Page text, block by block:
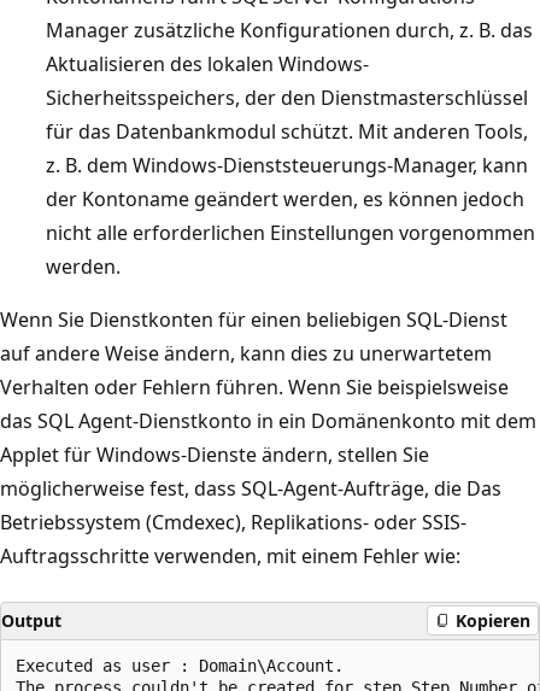
Manager zusätzliche Konfigurationen durch, z. B. das
Aktualisieren des lokalen Windows-
Sicherheitsspeichers, der den Dienstmasterschlüssel
für das Datenbankmodul schützt. Mit anderen Tools,
z. B. dem Windows-Dienststeuerungs-Manager, kann
der Kontoname geändert werden, es können jedoch
nicht alle erforderlichen Einstellungen vorgenommen
werden.
Wenn Sie Dienstkonten für einen beliebigen SQL-Dienst
auf andere Weise ändern, kann dies zu unerwartetem
Verhalten oder Fehlern führen. Wenn Sie beispielsweise
das SQL Agent-Dienstkonto in ein Domänenkonto mit dem
Applet für Windows-Dienste ändern, stellen Sie
möglicherweise fest, dass SQL-Agent-Aufträge, die Das
Betriebssystem (Cmdexec), Replikations- oder SSIS-
Auftragsschritte verwenden, mit einem Fehler wie:
Output Kopieren
Executed as user : Domain\Account.